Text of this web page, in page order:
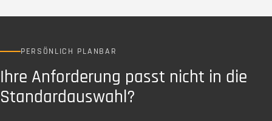
PERSÖNLICH PLANBAR
Ihre Anforderung passt nicht in die
Standardauswahl?